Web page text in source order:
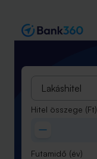
Lakáshitel
Hitel összege (Ft)
Futamidő (év)